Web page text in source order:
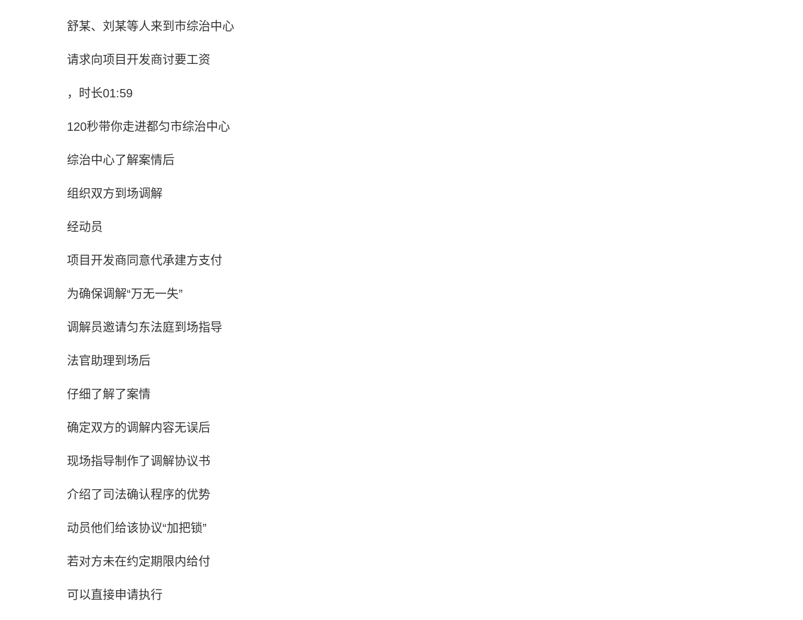
舒某、刘某等人来到市综治中心
请求向项目开发商讨要工资
，时长01:59
120秒带你走进都匀市综治中心
综治中心了解案情后
组织双方到场调解
经动员
项目开发商同意代承建方支付
为确保调解“万无一失”
调解员邀请匀东法庭到场指导
法官助理到场后
仔细了解了案情
确定双方的调解内容无误后
现场指导制作了调解协议书
介绍了司法确认程序的优势
动员他们给该协议“加把锁”
若对方未在约定期限内给付
可以直接申请执行